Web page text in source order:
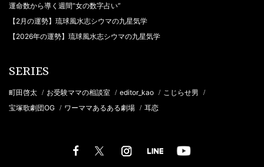
運命数から導く週間“女の数字占い”
【2月の運勢】琉球風水志シウマの九星気学
【2026年の運勢】琉球風水志シウマの九星気学
SERIES
町田啓太 / お受験ママの相談室 / editor_kao / こじらせ男 /
宝塚歌劇団OG / ワーママあるある劇場 / 耳恋